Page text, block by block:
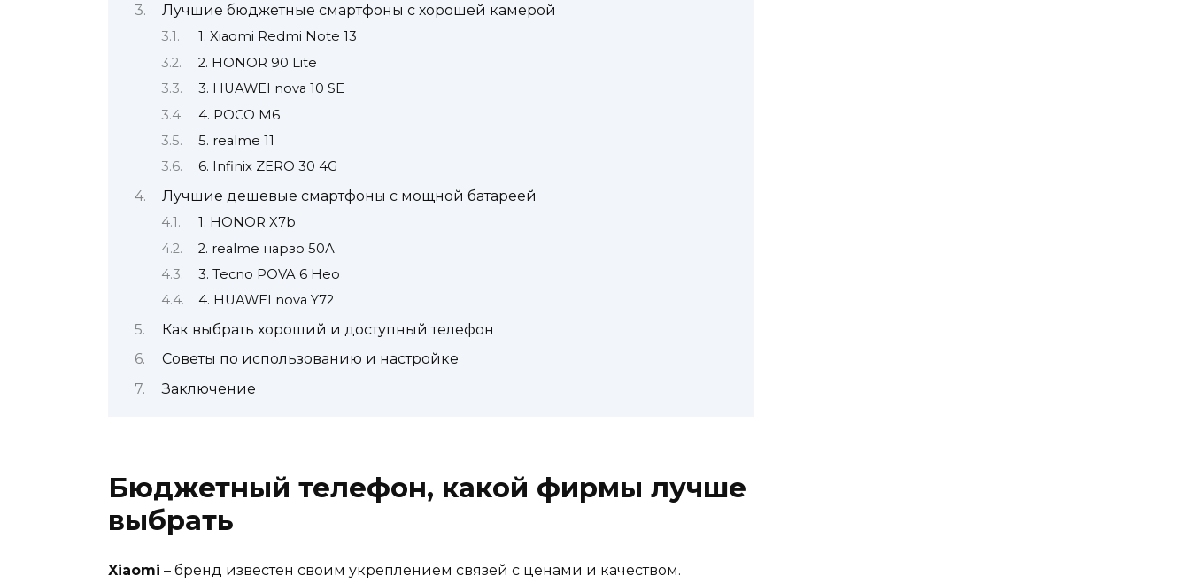
Лучшие бюджетные смартфоны с хорошей камерой
1. Xiaomi Redmi Note 13
2. HONOR 90 Lite
3. HUAWEI nova 10 SE
4. POCO М6
5. realme 11
6. Infinix ZERO 30 4G
Лучшие дешевые смартфоны с мощной батареей
1. HONOR X7b
2. realme нарзо 50А
3. Tecno POVA 6 Нео
4. HUAWEI nova Y72
Как выбрать хороший и доступный телефон
Советы по использованию и настройке
Заключение
Бюджетный телефон, какой фирмы лучше
выбрать
Xiaomi – бренд известен своим укреплением связей с ценами и качеством.